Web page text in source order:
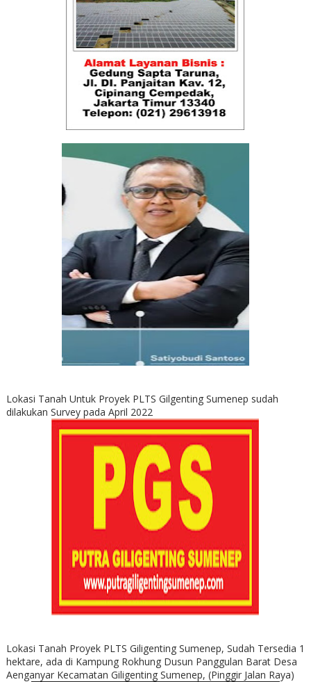
Lokasi Tanah Untuk Proyek PLTS Gilgenting Sumenep sudah
dilakukan Survey pada April 2022
Lokasi Tanah Proyek PLTS Giligenting Sumenep, Sudah Tersedia 1
hektare, ada di Kampung Rokhung Dusun Panggulan Barat Desa
Aenganyar Kecamatan Giligenting Sumenep, (Pinggir Jalan Raya)